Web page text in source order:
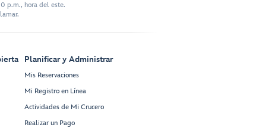
p.m., hora del este.
Planificar y Administrar
Mis Reservaciones
Mi Registro en Línea
Actividades de Mi Crucero
Realizar un Pago